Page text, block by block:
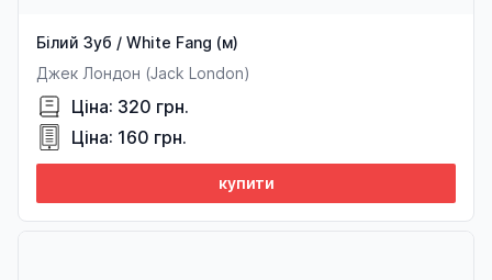
Білий Зуб / White Fang (м)
Джек Лондон (Jack London)
Ціна: 320 грн.
Ціна: 160 грн.
купити